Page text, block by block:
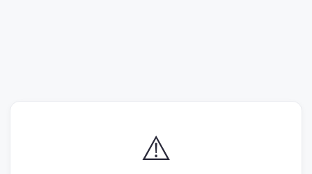
⚠️